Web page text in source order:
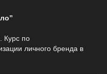
Курс по
личного бренда в